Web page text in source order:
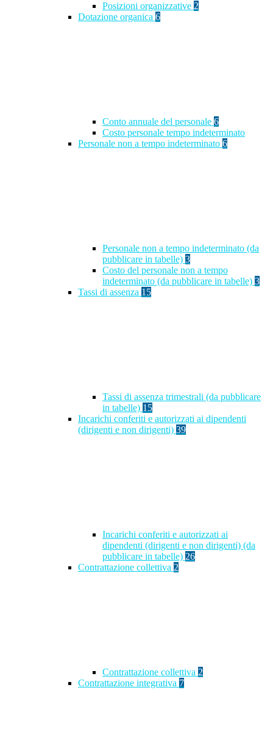
Posizioni organizzative 2
Dotazione organica 6
Conto annuale del personale 6
Costo personale tempo indeterminato
Personale non a tempo indeterminato 6
Personale non a tempo indeterminato (da
pubblicare in tabelle) 3
Costo del personale non a tempo
indeterminato (da pubblicare in tabelle) 3
Tassi di assenza 15
Tassi di assenza trimestrali (da pubblicare
in tabelle) 15
Incarichi conferiti e autorizzati ai dipendenti
(dirigenti e non dirigenti) 39
Incarichi conferiti e autorizzati ai
dipendenti (dirigenti e non dirigenti) (da
pubblicare in tabelle) 26
Contrattazione collettiva 2
Contrattazione collettiva 2
Contrattazione integrativa 7